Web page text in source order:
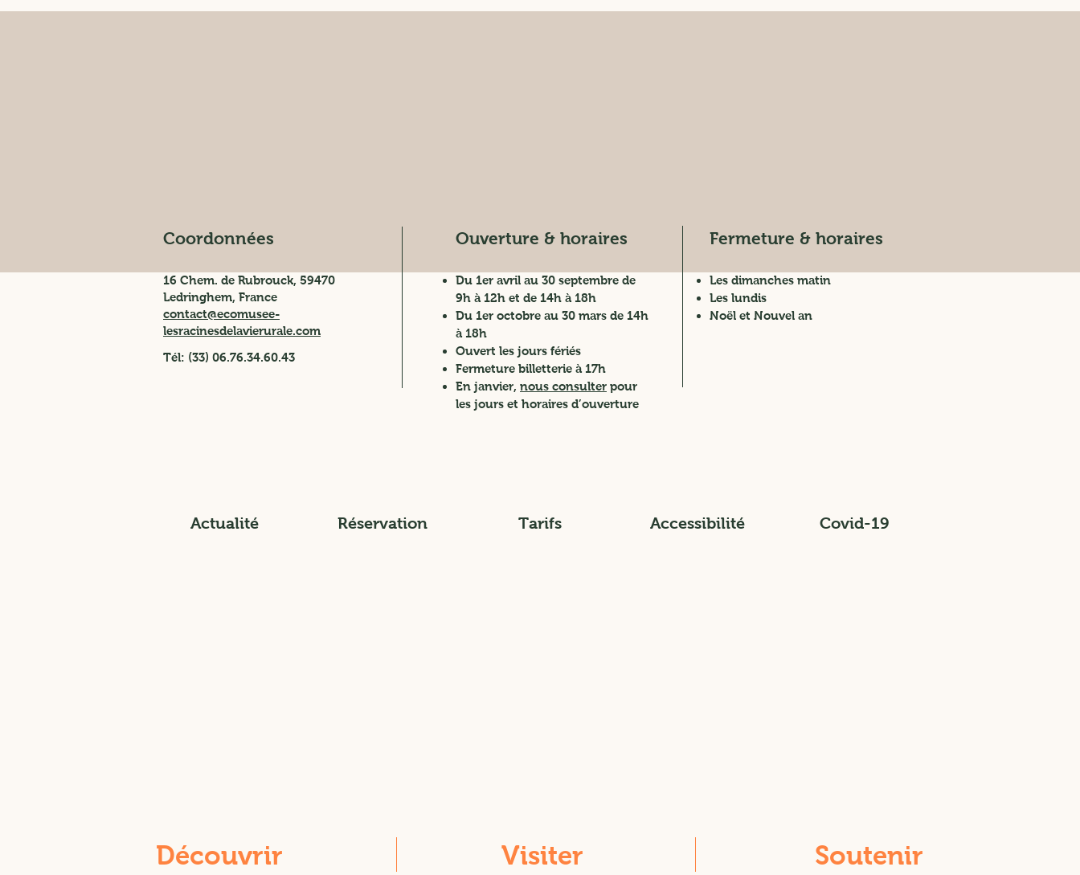
Coordonnées Ouverture & horaires Fermeture & horaires
16 Chem. de Rubrouck, 59470
Ledringhem, France
contact@ecomusee-
lesracinesdelavierurale.com
Du 1er avril au 30 septembre de
9h à 12h et de 14h à 18h
Du 1er octobre au 30 mars de 14h
à 18h
Ouvert les jours fériés
Fermeture billetterie à 17h
En janvier, nous consulter pour
les jours et horaires d’ouverture
Les dimanches matin
Les lundis
Noël et Nouvel an
Tél: (33) 06.76.34.60.43
Actualité Réservation Tarifs Accessibilité Covid-19
Découvrir Visiter Soutenir